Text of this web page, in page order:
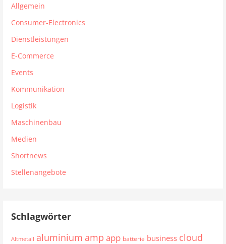
Allgemein
Consumer-Electronics
Dienstleistungen
E-Commerce
Events
Kommunikation
Logistik
Maschinenbau
Medien
Shortnews
Stellenangebote
Schlagwörter
Altmetall aluminium amp app batterie business cloud